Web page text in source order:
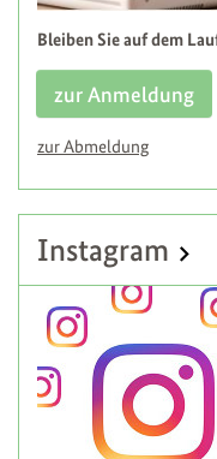
Bleiben Sie auf dem
zur Anmeldung
zur Abmeldung
Instagram